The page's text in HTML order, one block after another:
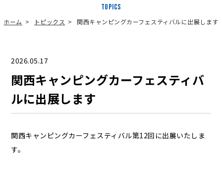
TOPICS
ホーム トピックス 関西キャンピングカーフェスティバルに出展します
2026.05.17
関西キャンピングカーフェスティバ
ルに出展します
関西キャンピングカーフェスティバル第12回に出展いたしま
す。